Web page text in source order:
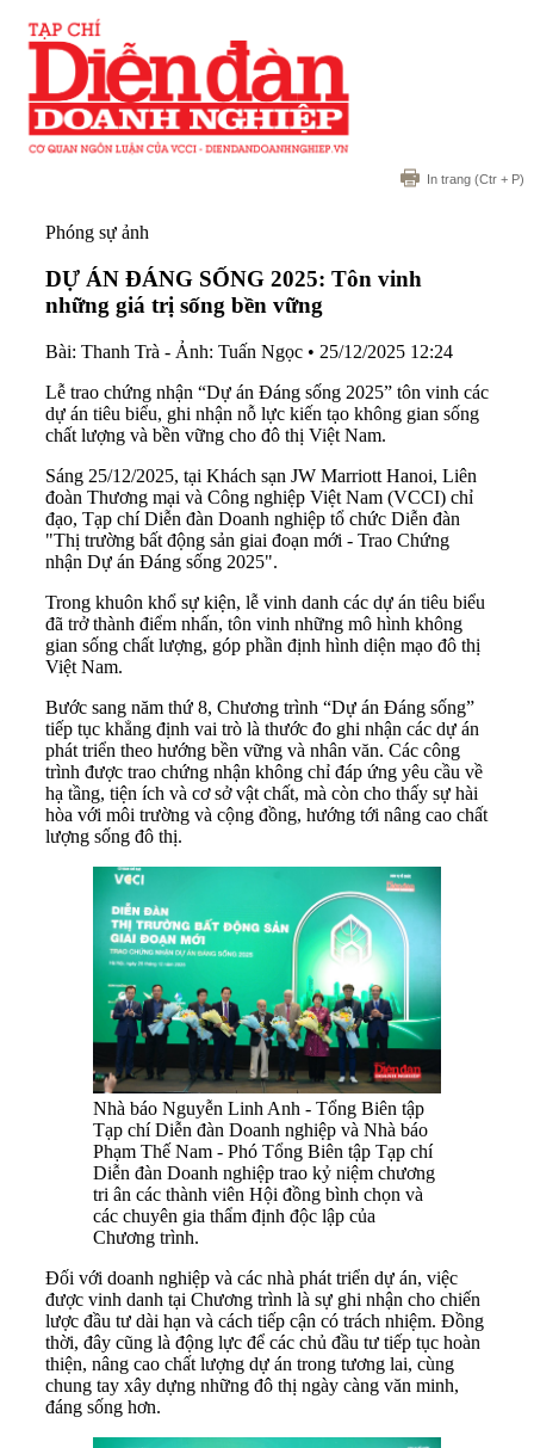
In trang (Ctr + P)
Phóng sự ảnh
DỰ ÁN ĐÁNG SỐNG 2025: Tôn vinh
những giá trị sống bền vững
Bài: Thanh Trà - Ảnh: Tuấn Ngọc • 25/12/2025 12:24
Lễ trao chứng nhận “Dự án Đáng sống 2025” tôn vinh các
dự án tiêu biểu, ghi nhận nỗ lực kiến tạo không gian sống
chất lượng và bền vững cho đô thị Việt Nam.
Sáng 25/12/2025, tại Khách sạn JW Marriott Hanoi, Liên
đoàn Thương mại và Công nghiệp Việt Nam (VCCI) chỉ
đạo, Tạp chí Diễn đàn Doanh nghiệp tổ chức Diễn đàn
"Thị trường bất động sản giai đoạn mới - Trao Chứng
nhận Dự án Đáng sống 2025".
Trong khuôn khổ sự kiện, lễ vinh danh các dự án tiêu biểu
đã trở thành điểm nhấn, tôn vinh những mô hình không
gian sống chất lượng, góp phần định hình diện mạo đô thị
Việt Nam.
Bước sang năm thứ 8, Chương trình “Dự án Đáng sống”
tiếp tục khẳng định vai trò là thước đo ghi nhận các dự án
phát triển theo hướng bền vững và nhân văn. Các công
trình được trao chứng nhận không chỉ đáp ứng yêu cầu về
hạ tầng, tiện ích và cơ sở vật chất, mà còn cho thấy sự hài
hòa với môi trường và cộng đồng, hướng tới nâng cao chất
lượng sống đô thị.
Nhà báo Nguyễn Linh Anh - Tổng Biên tập
Tạp chí Diễn đàn Doanh nghiệp và Nhà báo
Phạm Thế Nam - Phó Tổng Biên tập Tạp chí
Diễn đàn Doanh nghiệp trao kỷ niệm chương
tri ân các thành viên Hội đồng bình chọn và
các chuyên gia thẩm định độc lập của
Chương trình.
Đối với doanh nghiệp và các nhà phát triển dự án, việc
được vinh danh tại Chương trình là sự ghi nhận cho chiến
lược đầu tư dài hạn và cách tiếp cận có trách nhiệm. Đồng
thời, đây cũng là động lực để các chủ đầu tư tiếp tục hoàn
thiện, nâng cao chất lượng dự án trong tương lai, cùng
chung tay xây dựng những đô thị ngày càng văn minh,
đáng sống hơn.